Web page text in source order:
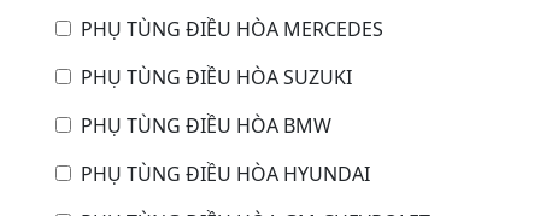
PHỤ TÙNG ĐIỀU HÒA MERCEDES
PHỤ TÙNG ĐIỀU HÒA SUZUKI
PHỤ TÙNG ĐIỀU HÒA BMW
PHỤ TÙNG ĐIỀU HÒA HYUNDAI